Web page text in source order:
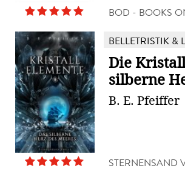
BOD - BOOKS
BELLETRISTIK &
Die
silberne
B. E. Pfeiffer
STERNENSAND